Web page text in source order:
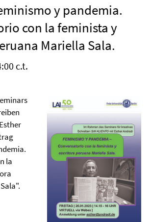
y pandemia.
con la feminista y
Mariella Sala.
c.t.
la